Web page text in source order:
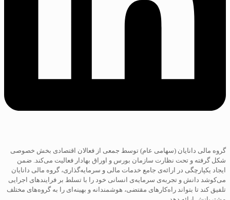
گروه مالی دانایان (سهامی عام) توسط جمعی از فعالان اقتصادی بخش خصوصی
شکل گرفته و تحت نظارت سازمان بورس و اوراق بهادار فعالیت می‌کند. ضمن
ایجاد یکپارچگی در ارائه‌ی جامع خدمات مالی و سرمایه‌گذاری، گروه مالی دانایان
می‌کوشد دانش و تجربه‌ی سرمایه‌ی انسانی خود را با تسلط بر فرایند‌های اجرایی
تلفیق کند تا بتواند راه‌کارهای مقتضی، هوشمندانه و بهینه‌ای را به گروه‌های مختلف